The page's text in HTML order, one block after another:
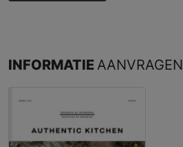
INFORMATIE AANVRAGEN